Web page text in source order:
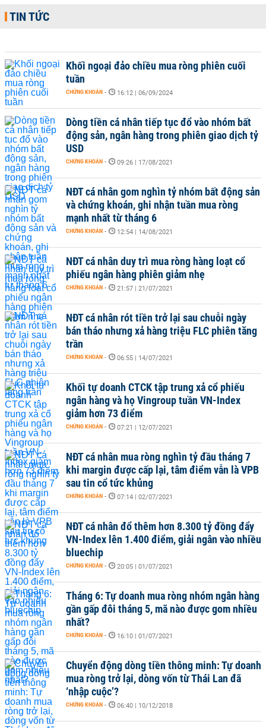
TIN TỨC
Khối ngoại đảo chiều mua ròng phiên cuối
tuần
CHỨNG KHOÁN - 16:12 | 06/09/2024
Dòng tiền cá nhân tiếp tục đổ vào nhóm bất
động sản, ngân hàng trong phiên giao dịch tỷ
USD
CHỨNG KHOÁN - 09:26 | 17/08/2021
NĐT cá nhân gom nghìn tỷ nhóm bất động sản
và chứng khoán, ghi nhận tuần mua ròng
mạnh nhất từ tháng 6
CHỨNG KHOÁN - 12:54 | 14/08/2021
NĐT cá nhân duy trì mua ròng hàng loạt cổ
phiếu ngân hàng phiên giảm nhẹ
CHỨNG KHOÁN - 21:57 | 21/07/2021
NĐT cá nhân rót tiền trở lại sau chuỗi ngày
bán tháo nhưng xả hàng triệu FLC phiên tăng
trần
CHỨNG KHOÁN - 06:55 | 14/07/2021
Khối tự doanh CTCK tập trung xả cổ phiếu
ngân hàng và họ Vingroup tuần VN-Index
giảm hơn 73 điểm
CHỨNG KHOÁN - 07:21 | 12/07/2021
NĐT cá nhân mua ròng nghìn tỷ đầu tháng 7
khi margin được cấp lại, tâm điểm vẫn là VPB
sau tin cổ tức khủng
CHỨNG KHOÁN - 07:14 | 02/07/2021
NĐT cá nhân đổ thêm hơn 8.300 tỷ đồng đẩy
VN-Index lên 1.400 điểm, giải ngân vào nhiều
bluechip
CHỨNG KHOÁN - 20:05 | 01/07/2021
Tháng 6: Tự doanh mua ròng nhóm ngân hàng
gần gấp đôi tháng 5, mã nào được gom nhiều
nhất?
CHỨNG KHOÁN - 16:10 | 01/07/2021
Chuyển động dòng tiền thông minh: Tự doanh
mua ròng trở lại, dòng vốn từ Thái Lan đã
‘nhập cuộc’?
CHỨNG KHOÁN - 06:40 | 10/12/2018